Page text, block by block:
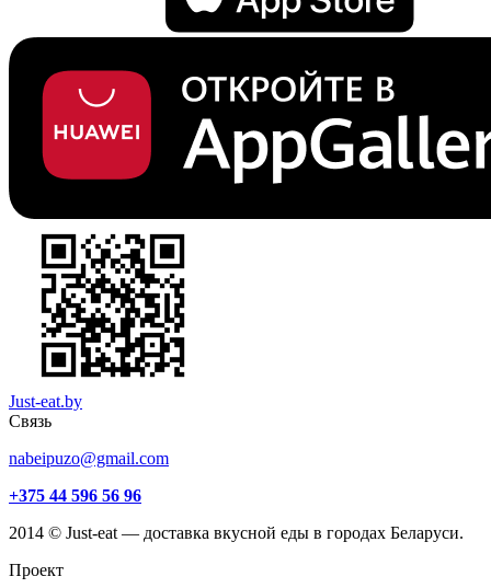
Just-eat.by
Связь
nabeipuzo@gmail.com
+375 44 596 56 96
2014 © Just-eat — доставка вкусной еды в городах Беларуси.
Проект